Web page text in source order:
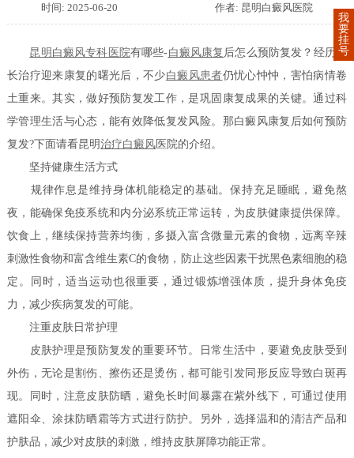
时间: 2025-06-20 作者: 昆明白癜风医院
昆明白癜风专科医院有哪些-白癜风康复 后怎么预防复发？经历漫
长治疗迎来康复的曙光后，不少白癜风患者仍忧心忡忡，害怕病情卷
土重来。其实，做好预防复发工作，是巩固康复成果的关键。通过科
学管理生活与心态，能有效降低复发风险。那白癜风康复后如何预防
复发?下面请看昆明治疗白癜风 医院的介绍。
坚持健康生活方式
规律作息是维持身体机能稳定的基础。保持充足睡眠，避免熬
夜，能确保免疫系统和内分泌系统正常运转，为皮肤健康提供保障。
饮食上，继续保持营养均衡，多摄入富含微量元素的食物，远离辛辣
刺激性食物和富含维生素C的食物，防止这些因素干扰黑色素细胞的稳
定。同时，适当运动也很重要，通过锻炼增强体质，提升身体免疫
力，减少疾病复发的可能。
注重皮肤日常护理
皮肤护理是预防复发的重要环节。日常生活中，要避免皮肤受到
外伤，无论是割伤、擦伤还是烫伤，都可能引发同形反应导致白斑再
现。同时，注意皮肤防晒，避免长时间暴露在紫外线下，可通过使用
遮阳伞、涂抹防晒霜等方式进行防护。另外，选择温和的清洁产品和
护肤品，减少对皮肤的刺激，维持皮肤屏障功能正常。
我
要
挂
号